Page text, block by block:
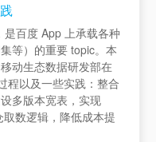
百度 App 上承载各种
等）的重要 topic。本
动生态数据研发部在
程以及一些实践：整合
多版本宽表，实现
数逻辑，降低成本提